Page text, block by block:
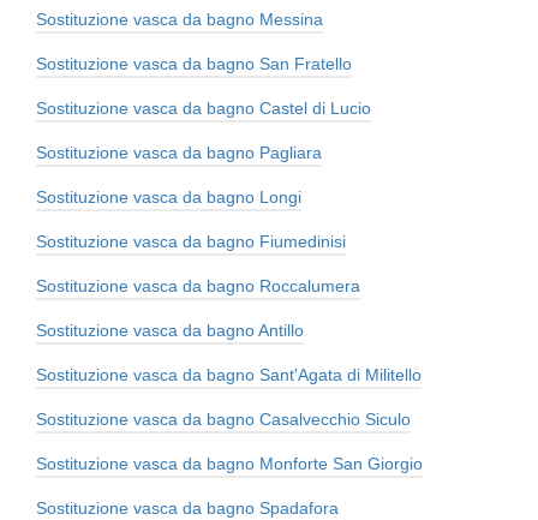
Sostituzione vasca da bagno Messina
Sostituzione vasca da bagno San Fratello
Sostituzione vasca da bagno Castel di Lucio
Sostituzione vasca da bagno Pagliara
Sostituzione vasca da bagno Longi
Sostituzione vasca da bagno Fiumedinisi
Sostituzione vasca da bagno Roccalumera
Sostituzione vasca da bagno Antillo
Sostituzione vasca da bagno Sant'Agata di Militello
Sostituzione vasca da bagno Casalvecchio Siculo
Sostituzione vasca da bagno Monforte San Giorgio
Sostituzione vasca da bagno Spadafora